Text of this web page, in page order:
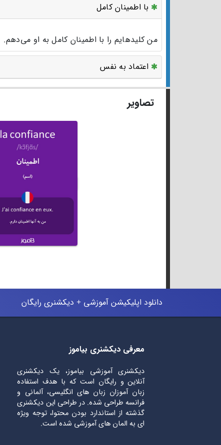
با اطمینان کامل
من کلیدهایم را با اطمینان کامل به او می‌دهم.
اعتماد به نفس
تصاویر
دانلود اپلیکیشن آموزشی + دیکشنری رایگان
معرفی دیکشنری بیاموز
دیکشنری آموزشی بیاموز، یک دیکشنری
آنلاین و رایگان است که با هدف استفاده
زبان آموزان زبان های انگلیسی، آلمانی و
فرانسه طراحی شده. در طراحی این دیکشنری
گذشته از استاندارد بودن محتوا، توجه ویژه
ای به المان های آموزشی شده است.